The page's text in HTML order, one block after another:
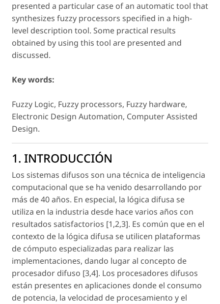
presented a particular case of an automatic tool that
synthesizes fuzzy processors specified in a high-
level description tool. Some practical results
obtained by using this tool are presented and
discussed.
Key words:
Fuzzy Logic, Fuzzy processors, Fuzzy hardware,
Electronic Design Automation, Computer Assisted
Design.
1. INTRODUCCIÓN
Los sistemas difusos son una técnica de inteligencia
computacional que se ha venido desarrollando por
más de 40 años. En especial, la lógica difusa se
utiliza en la industria desde hace varios años con
resultados satisfactorios [1,2,3]. Es común que en el
contexto de la lógica difusa se utilicen plataformas
de cómputo especializadas para realizar las
implementaciones, dando lugar al concepto de
procesador difuso [3,4]. Los procesadores difusos
están presentes en aplicaciones donde el consumo
de potencia, la velocidad de procesamiento y el